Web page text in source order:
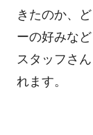
きたのか、
ーの好みな
スタッフさ
れます。